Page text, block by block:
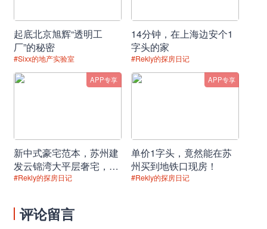
环境”两把利刃
二、项目周边已有不容忽视的强大配套
青浦新城近年拔地而起的几座超大商业体，彻底弥补了板块
蛙城正在火热筹备中，预计明年开业
起底北京旭辉“透明工
厂”的秘密
#Sixx的地产实验室
14分钟，在上海边安个1
字头的家
#Rekly的探房日记
APP专享
新中式豪宅范本，苏州建
发云锦湾大平层奢宅，品
位盛泽园林理想居所！
#Rekly的探房日记
APP专享
单价1字头，竟然能在苏
州买到地铁口现房！
#Rekly的探房日记
评论留言